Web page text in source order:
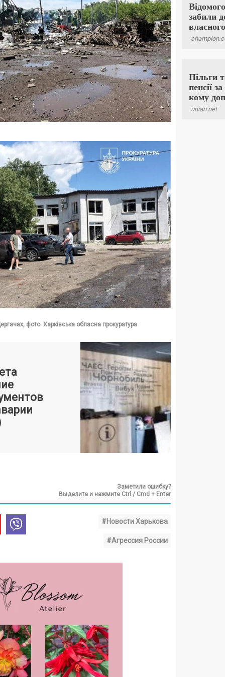
фото: Харківська обласна прокуратура
Заметили ошибку?
Выделите и нажмите Ctrl / Cmd + Enter
#Новости Харькова
#Агрессия России